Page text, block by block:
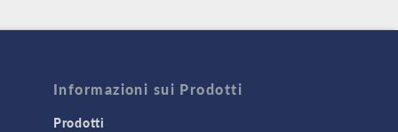
Informazioni sui Prodotti
Prodotti